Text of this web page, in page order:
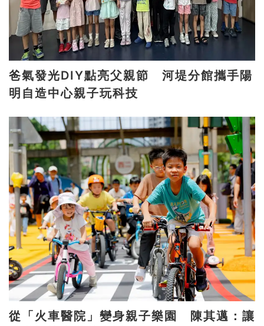
爸氣發光DIY點亮父親節 河堤分館攜手陽
明自造中心親子玩科技
從「火車醫院」變身親子樂園 陳其邁：讓